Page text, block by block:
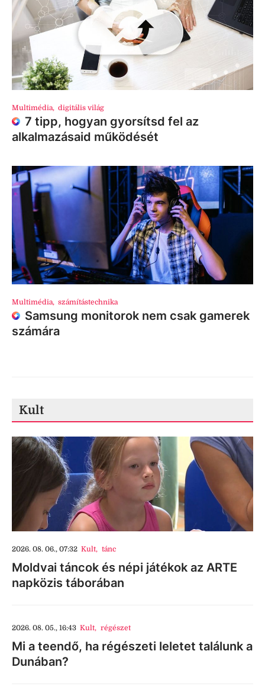
Multimédia, digitális világ
7 tipp, hogyan gyorsítsd fel az
alkalmazásaid működését
Multimédia, számítástechnika
Samsung monitorok nem csak gamerek
számára
Kult
2026. 08. 06., 07:32 Kult, tánc
Moldvai táncok és népi játékok az ARTE
napközis táborában
2026. 08. 05., 16:43 Kult, régészet
Mi a teendő, ha régészeti leletet találunk a
Dunában?